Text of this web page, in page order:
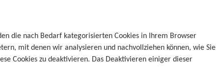
die nach Bedarf kategorisierten Cookies in Ihrem Browser
mit denen wir analysieren und nachvollziehen können, wie Sie
Cookies zu deaktivieren. Das Deaktivieren einiger dieser